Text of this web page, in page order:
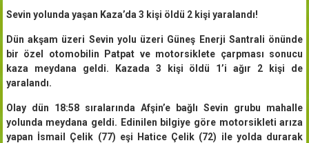
Sevin yolunda yaşan Kaza’da 3 kişi öldü 2 kişi yaralandı!
Dün akşam üzeri Sevin yolu üzeri Güneş Enerji Santrali önünde
bir özel otomobilin Patpat ve motorsiklete çarpması sonucu
kaza meydana geldi. Kazada 3 kişi öldü 1’i ağır 2 kişi de
yaralandı.
Olay dün 18:58 sıralarında Afşin’e bağlı Sevin grubu mahalle
yolunda meydana geldi. Edinilen bilgiye göre motorsikleti arıza
yapan İsmail Çelik (77) eşi Hatice Çelik (72) ile yolda durarak